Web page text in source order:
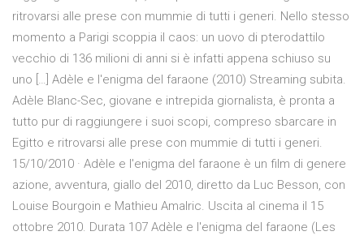
ritrovarsi alle prese con mummie di tutti i generi. Nello stesso
momento a Parigi scoppia il caos: un uovo di pterodattilo
vecchio di 136 milioni di anni si è infatti appena schiuso su
uno […] Adèle e l'enigma del faraone (2010) Streaming subita.
Adèle Blanc-Sec, giovane e intrepida giornalista, è pronta a
tutto pur di raggiungere i suoi scopi, compreso sbarcare in
Egitto e ritrovarsi alle prese con mummie di tutti i generi.
15/10/2010 · Adèle e l'enigma del faraone è un film di genere
azione, avventura, giallo del 2010, diretto da Luc Besson, con
Louise Bourgoin e Mathieu Amalric. Uscita al cinema il 15
ottobre 2010. Durata 107 Adèle e l'enigma del faraone (Les